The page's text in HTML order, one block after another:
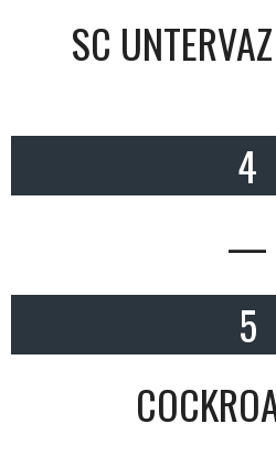
SC UNTERVAZ
4
—
5